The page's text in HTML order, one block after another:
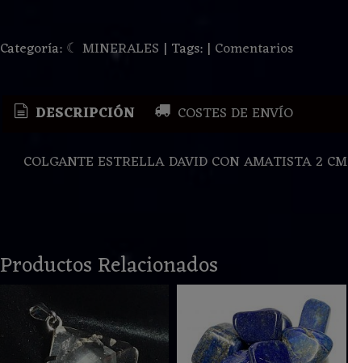
Categoría: ☾ MINERALES | Tags: | Comentarios
DESCRIPCIÓN COSTES DE ENVÍO
COLGANTE ESTRELLA DAVID CON AMATISTA 2 CM
Productos Relacionados